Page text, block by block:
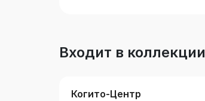
Входит в коллекции
Когито-Центр